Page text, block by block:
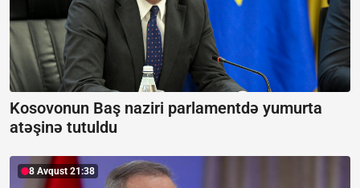
Kosovonun Baş naziri parlamentdə yumurta
atəşinə tutuldu
8 Avqust 21:38